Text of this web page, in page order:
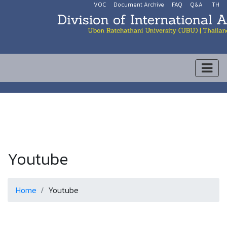
VOC Document Archive FAQ Q&A TH
Youtube
Home Youtube